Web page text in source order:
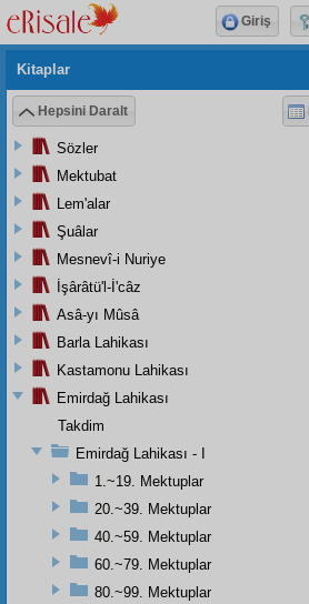
Kitaplar
Hepsini Daralt
Sözler
Mektubat
Lem'alar
Şuâlar
Mesnevî-i Nuriye
İşârâtü'l-İ'câz
Asâ-yı Mûsâ
Barla Lahikası
Kastamonu Lahikası
Emirdağ Lahikası
Takdim
Emirdağ Lahikası - I
1.~19. Mektuplar
20.~39. Mektuplar
40.~59. Mektuplar
60.~79. Mektuplar
80.~99. Mektuplar
Giriş